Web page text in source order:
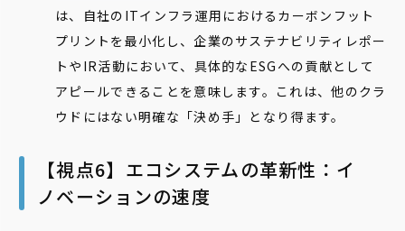
は、自社のITインフラ運用におけるカーボンフット
プリントを最小化し、企業のサステナビリティレポー
トやIR活動において、具体的なESGへの貢献として
アピールできることを意味します。これは、他のクラ
ウドにはない明確な「決め手」となり得ます。
【視点6】エコシステムの革新性：イ
ノベーションの速度